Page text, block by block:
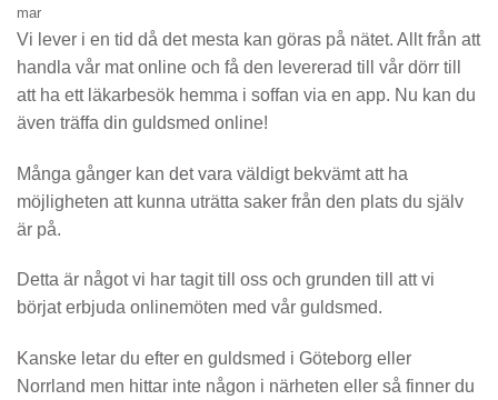
mar
Vi lever i en tid då det mesta kan göras på nätet. Allt från att
handla vår mat online och få den levererad till vår dörr till
att ha ett läkarbesök hemma i soffan via en app. Nu kan du
även träffa din guldsmed online!
Många gånger kan det vara väldigt bekvämt att ha
möjligheten att kunna uträtta saker från den plats du själv
är på.
Detta är något vi har tagit till oss och grunden till att vi
börjat erbjuda onlinemöten med vår guldsmed.
Kanske letar du efter en guldsmed i Göteborg eller
Norrland men hittar inte någon i närheten eller så finner du